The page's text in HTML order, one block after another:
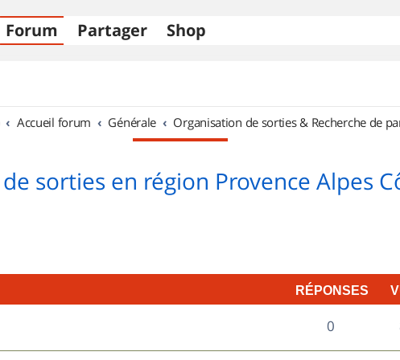
Forum Partager Shop
Accueil forum Générale Organisation de sorties & Recherche de
sorties en région Provence Alpes
RÉPONSES
0R
é